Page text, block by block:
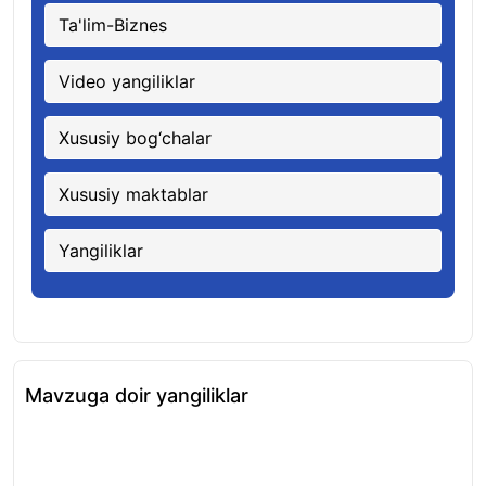
Ta'lim-Biznes
Video yangiliklar
Xususiy bog‘chalar
Xususiy maktablar
Yangiliklar
Mavzuga doir yangiliklar